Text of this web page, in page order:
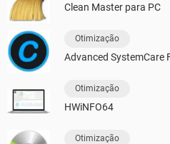
Clean Master para PC
Otimização
Advanced SystemCare
Otimização
HWiNFO64
Otimização